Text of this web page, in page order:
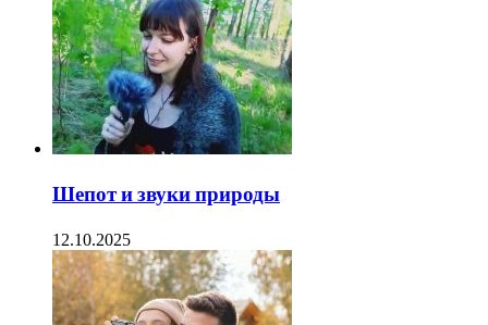
Шепот и звуки природы
12.10.2025